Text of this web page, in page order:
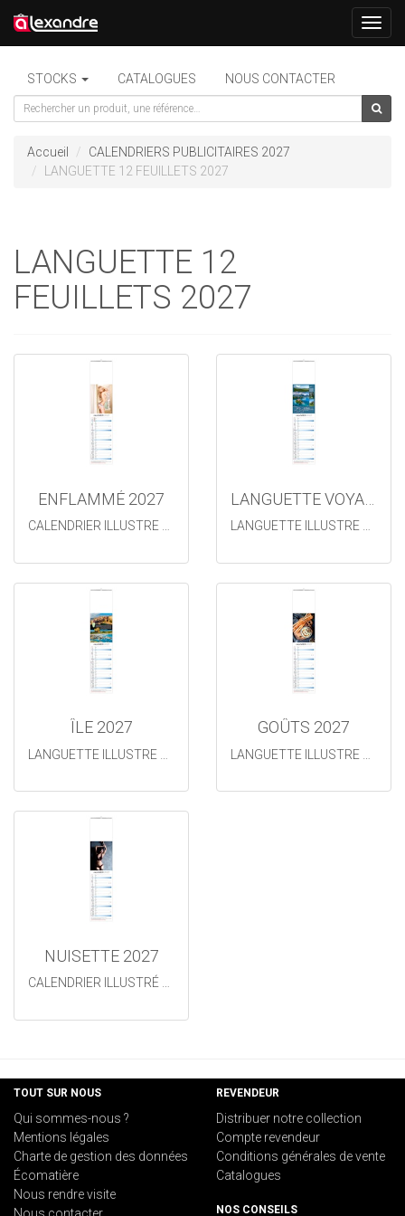
STOCKS CATALOGUES NOUS CONTACTER
Accueil
CALENDRIERS PUBLICITAIRES 2027
LANGUETTE 12 FEUILLETS 2027
LANGUETTE 12
FEUILLETS 2027
ENFLAMMÉ 2027
ÎLE 2027 GOÛTS 2027
NUISETTE 2027
TOUT SUR NOUS
Qui sommes-nous ?
Mentions légales
Charte de gestion des données
Écomatière
Nous rendre visite
Nous contacter
REVENDEUR
Distribuer notre collection
Compte revendeur
Conditions générales de vente
Catalogues
NOS CONSEILS